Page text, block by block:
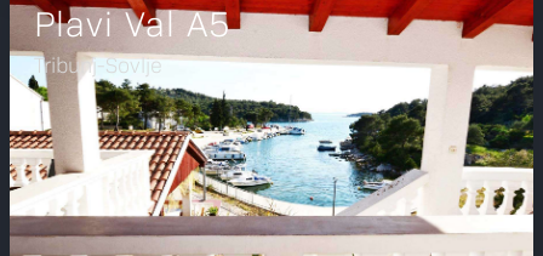
Plavi Val A5
Tribunj-Sovlje